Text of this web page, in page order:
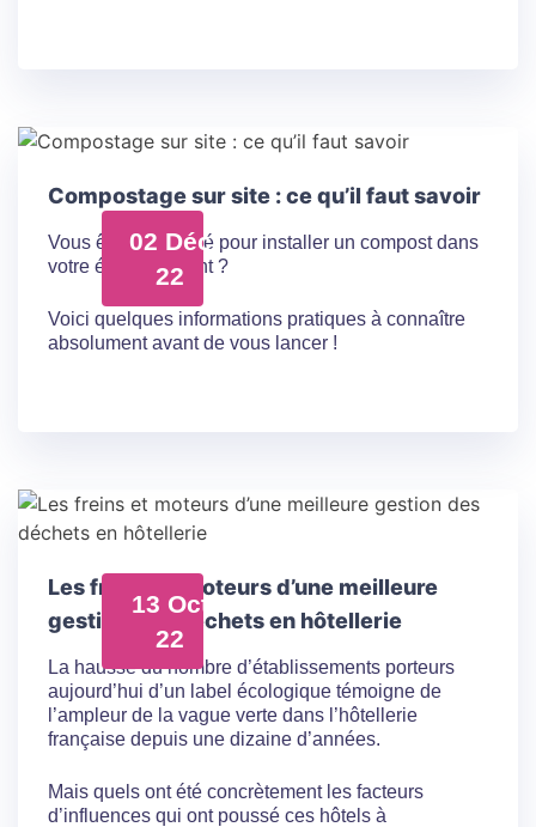
02 Déc
22
Compostage sur site : ce qu’il faut savoir
Vous êtes intéressé pour installer un compost dans
votre établissement ?
Voici quelques informations pratiques à connaître
absolument avant de vous lancer !
13 Oct
22
Les freins et moteurs d’une meilleure
gestion des déchets en hôtellerie
La hausse du nombre d’établissements porteurs
aujourd’hui d’un label écologique témoigne de
l’ampleur de la vague verte dans l’hôtellerie
française depuis une dizaine d’années.
Mais quels ont été concrètement les facteurs
d’influences qui ont poussé ces hôtels à